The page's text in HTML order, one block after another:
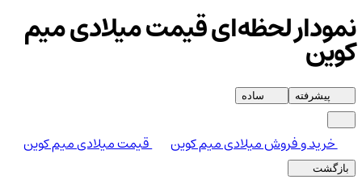
نمودار لحظه‌ای قیمت میلادی میم
کوین
پیشرفته ساده
خرید و فروش میلادی میم کوین قیمت میلادی میم کوین
بازگشت